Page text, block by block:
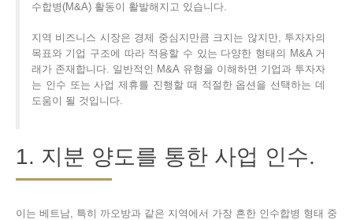
수합병(M&A) 활동이 활발해지고 있습니다.
지역 비즈니스 시장은 경제 중심지만큼 크지는 않지만, 투자자의
목표와 기업 구조에 따라 적용할 수 있는 다양한 형태의 M&A 거
래가 존재합니다. 일반적인 M&A 유형을 이해하면 기업과 투자자
는 인수 또는 사업 제휴를 진행할 때 적절한 옵션을 선택하는 데
도움이 될 것입니다.
1. 지분 양도를 통한 사업 인수.
이는 베트남, 특히 까오방과 같은 지역에서 가장 흔한 인수합병 형태 중